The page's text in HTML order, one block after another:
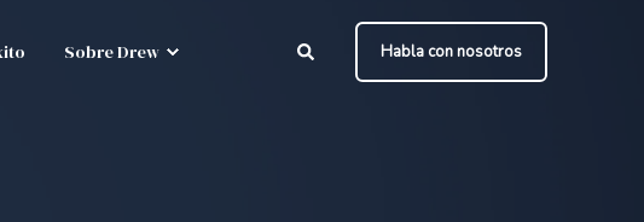
Sobre Drew Habla con nosotros